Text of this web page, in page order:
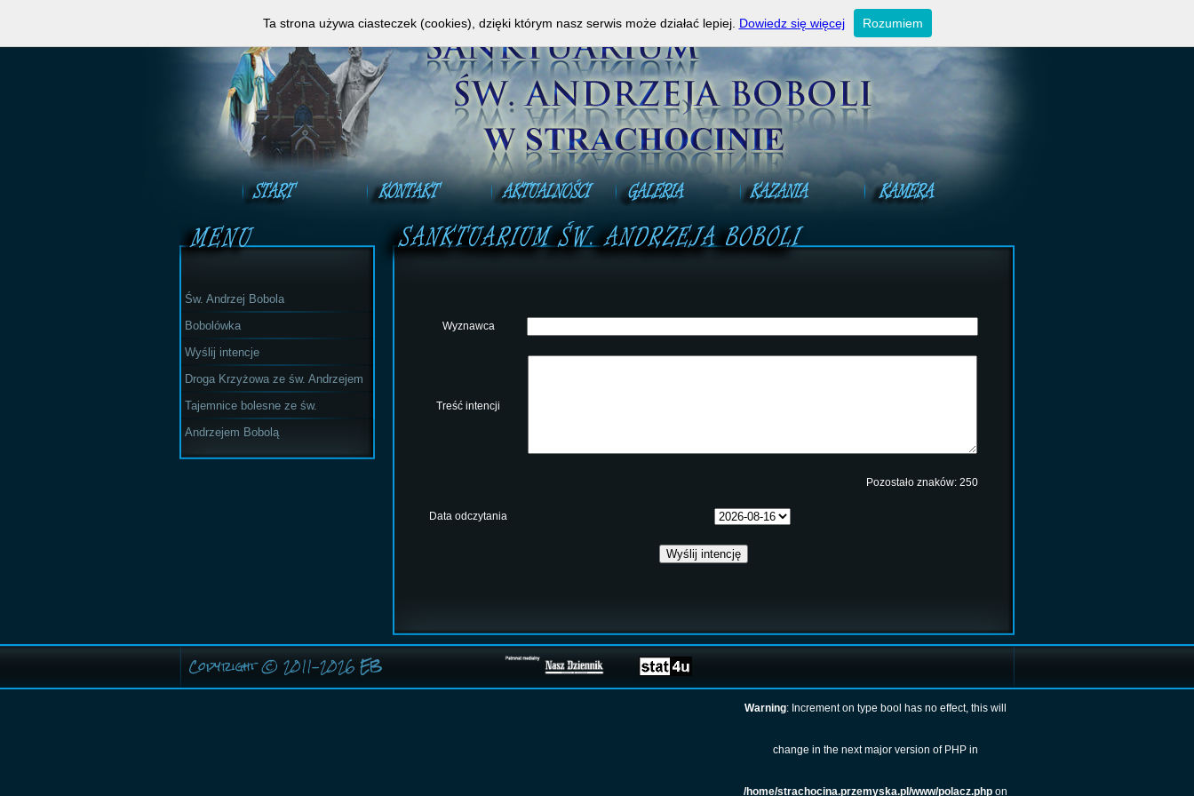
Ogłoszenia niedzielne
Św. Andrzej Bobola
Bobolówka
Wyślij intencje
Droga Krzyżowa ze św. Andrzejem
Tajemnice bolesne ze św.
Andrzejem Bobolą
Wyznawca
Treść intencji
Pozostało znaków: 250
Data odczytania
Copyright © 2011-2026 EB
Warning: Increment on type bool has no effect, this will
change in the next major version of PHP in
/home/strachocina.przemyska.pl/www/polacz.phpon
Ta strona używa ciasteczek (cookies), dzięki którym nasz serwis może działać lepiej. Dowiedz się więcej Rozumiem